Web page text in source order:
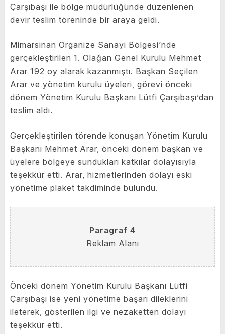
Çarşıbaşı ile bölge müdürlüğünde düzenlenen
devir teslim töreninde bir araya geldi.
Mimarsinan Organize Sanayi Bölgesi’nde
gerçekleştirilen 1. Olağan Genel Kurulu Mehmet
Arar 192 oy alarak kazanmıştı. Başkan Seçilen
Arar ve yönetim kurulu üyeleri, görevi önceki
dönem Yönetim Kurulu Başkanı Lütfi Çarşıbaşı’dan
teslim aldı.
Gerçekleştirilen törende konuşan Yönetim Kurulu
Başkanı Mehmet Arar, önceki dönem başkan ve
üyelere bölgeye sundukları katkılar dolayısıyla
teşekkür etti. Arar, hizmetlerinden dolayı eski
yönetime plaket takdiminde bulundu.
Paragraf 4
Reklam Alanı
Önceki dönem Yönetim Kurulu Başkanı Lütfi
Çarşıbaşı ise yeni yönetime başarı dileklerini
ileterek, gösterilen ilgi ve nezaketten dolayı
teşekkür etti.